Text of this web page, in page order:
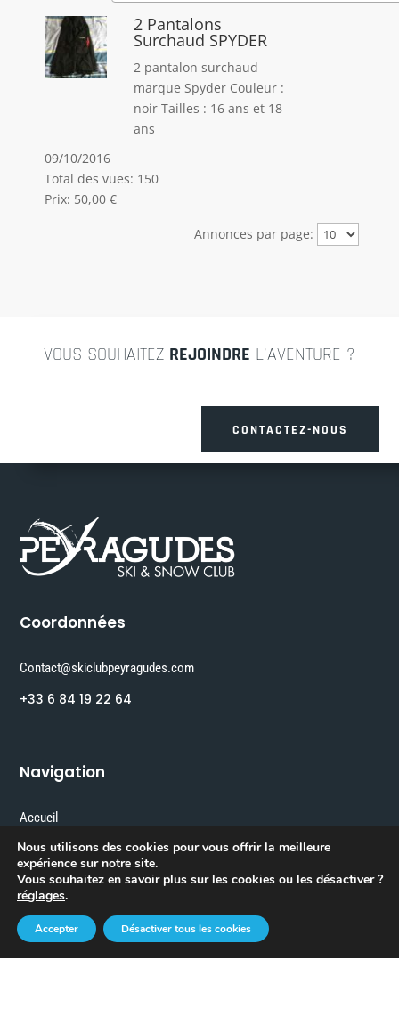
2 Pantalons
Surchaud SPYDER
2 pantalon surchaud
marque Spyder Couleur :
noir Tailles : 16 ans et 18
ans
09/10/2016
Total des vues: 150
Prix: 50,00 €
Annonces par page:
VOUS SOUHAITEZ REJOINDRE L’AVENTURE ?
CONTACTEZ-NOUS
Coordonnées
Contact@skiclubpeyragudes.com
+33 6 84 19 22 64
Navigation
Accueil
Le Club
Partenaires
Bonnes Affaires
Nous utilisons des cookies pour vous offrir la meilleure
expérience sur notre site.
Vous souhaitez en savoir plus sur les cookies ou les désactiver ?
réglages.
Accepter Désactiver tous les cookies